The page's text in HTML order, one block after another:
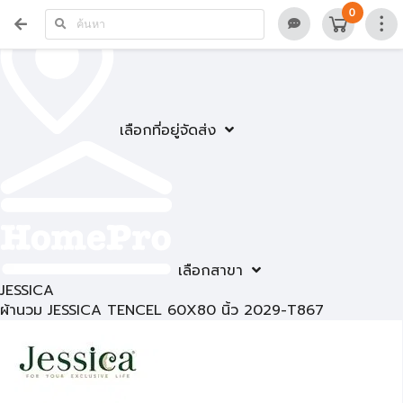
เลือกที่อยู่จัดส่ง
เลือกสาขา
0
JESSICA
ผ้านวม JESSICA TENCEL 60X80 นิ้ว 2029-T867